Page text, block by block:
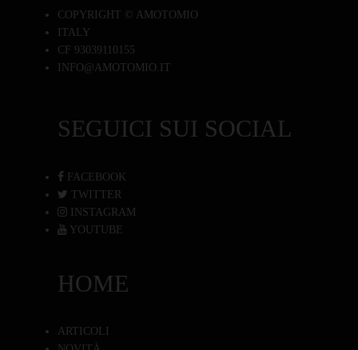
COPYRIGHT © AMOTOMIO
ITALY
CF 93039110155
INFO@AMOTOMIO.IT
SEGUICI SUI SOCIAL
FACEBOOK
TWITTER
INSTAGRAM
YOUTUBE
HOME
ARTICOLI